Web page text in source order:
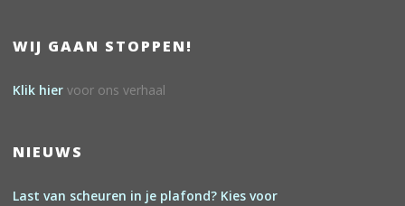
WIJ GAAN STOPPEN!
Klik hier voor ons verhaal
NIEUWS
Last van scheuren in je plafond? Kies voor